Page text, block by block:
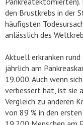
den Brustkrebs in der
häufigsten
anlässlich des
Aktuell erkranken
jährlich am
19.000. Auch wenn
verbessert hat, ist sie
Vergleich zu anderen
von 89 % in den